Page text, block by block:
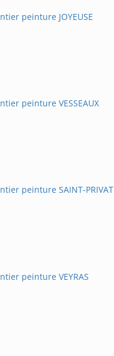
peinture JOYEUSE
peinture VESSEAUX
peinture SAINT-PRIVAT
peinture VEYRAS